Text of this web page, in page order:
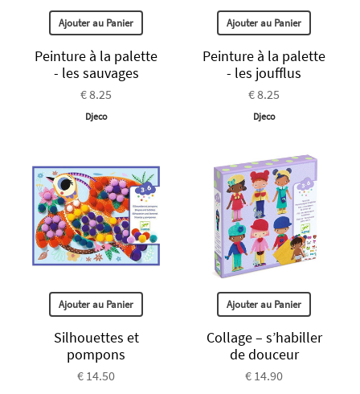
Ajouter au Panier
Peinture à la palette
- les sauvages
€ 8.25
Djeco
Ajouter au Panier
Peinture à la palette
- les joufflus
€ 8.25
Djeco
Ajouter au Panier
Silhouettes et
pompons
€ 14.50
Ajouter au Panier
Collage – s’habiller
de douceur
€ 14.90